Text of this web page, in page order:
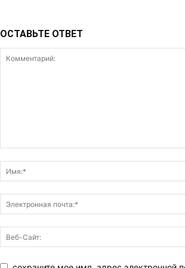
ОСТАВЬТЕ ОТВЕТ